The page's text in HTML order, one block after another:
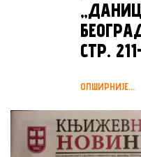
СТР.
ОПШИРНИЈЕ...